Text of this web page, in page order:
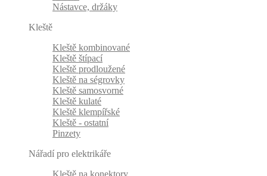
Nástavce, držáky
Kleště
Kleště kombinované
Kleště štípací
Kleště prodloužené
Kleště na ségrovky
Kleště samosvorné
Kleště kulaté
Kleště klempířské
Kleště - ostatní
Pinzety
Nářadí pro elektrikáře
Kleště na konektory